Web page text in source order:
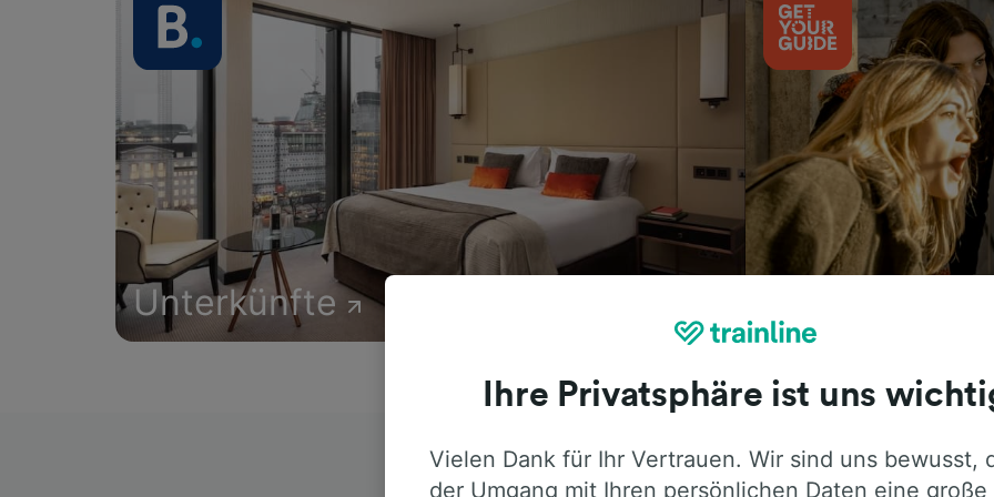
Unterkünfte
Die ehrliche Meinung von Trainline-
Ihre Privatsphäre ist uns
Vielen Dank für Ihr Vertrauen. Wir sind uns bewusst,
der Umgang mit Ihren persönlichen Daten eine große